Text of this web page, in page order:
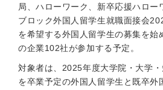
局、ハローワーク、新卒応援ハロー
ブロック外国人留学生就職面接会
を希望する外国人留学生の募集を始
の企業102社が参加する予定。
対象者は、2025年度大学院・大学
を卒業予定の外国人留学生と既卒外